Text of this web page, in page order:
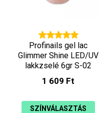
Profinails gel lac
Glimmer Shine LED/UV
lakkzselé 6gr S-02
1 609 Ft
SZÍNVÁLASZTÁS